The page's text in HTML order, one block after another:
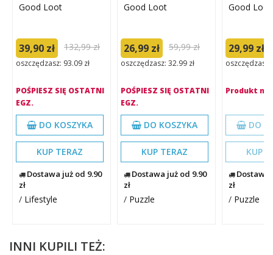
Good Loot
39,90 zł 132,99 zł
oszczędzasz: 93.09 zł
POŚPIESZ SIĘ OSTATNI
EGZ.
DO KOSZYKA
KUP TERAZ
Dostawa już od 9.90
zł
/ Lifestyle
Good Loot
26,99 zł 59,99 zł
oszczędzasz: 32.99 zł
POŚPIESZ SIĘ OSTATNI
EGZ.
DO KOSZYKA
KUP TERAZ
Dostawa już od 9.90
zł
/ Puzzle
Good Loot
29,99 zł
oszczędzasz:
Produkt
DO
KUP
Dostawa
zł
/ Puzzle
INNI KUPILI TEŻ: